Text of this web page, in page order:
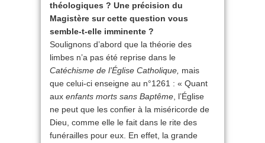
théologiques ? Une précision du
Magistère sur cette question vous
semble-t-elle imminente ?
Soulignons d’abord que la théorie des
limbes n’a pas été reprise dans le
Catéchisme de l’Église Catholique, mais
que celui-ci enseigne au n°1261 : « Quant
aux enfants morts sans Baptême, l’Église
ne peut que les confier à la miséricorde de
Dieu, comme elle le fait dans le rite des
funérailles pour eux. En effet, la grande